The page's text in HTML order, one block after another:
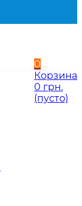
0
Корзина
0 грн.
(пусто)